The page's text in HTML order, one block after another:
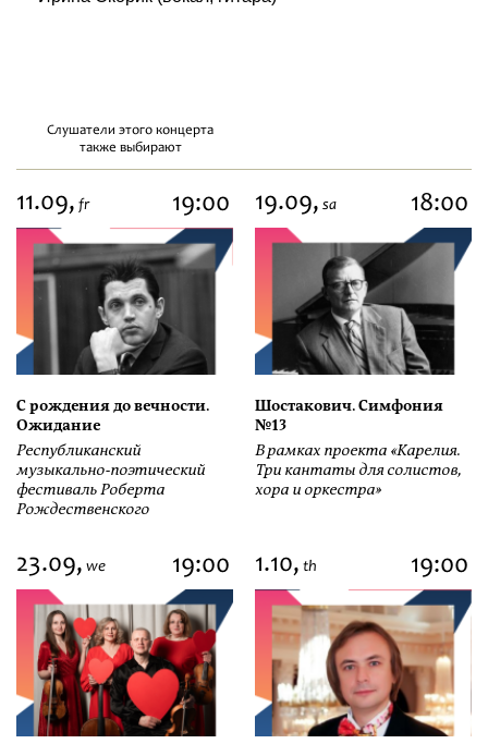
Слушатели этого концерта
также выбирают
11.09, fr 19:00
С рождения до вечности.
Ожидание
Республиканский
музыкально-поэтический
фестиваль Роберта
Рождественского
19.09, sa 18:00
Шостакович. Симфония
№13
В рамках проекта «Карелия.
Три кантаты для солистов,
хора и оркестра»
23.09, we 19:00 1.10, th 19:00